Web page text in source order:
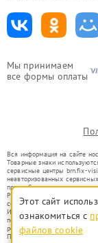
Мы принимаем
все формы оплаты
Вся информация на сайте
Товарные знаки
сервисные центры brn.fix-
неавторизованных
правообладателями
Ремонт осуществляется для
со статьей 1487 ГК РФ.
Использование товарных
потребителей в
ремонту техники указанных
Представленная на сайте
Этот сайт
ознакомиться с
файлов cookie